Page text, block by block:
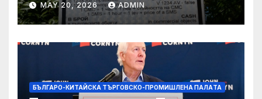
технологични иновации
MAY 20, 2026 ADMIN
БЪЛГАРО-КИТАЙСКА ТЪРГОВСКО-ПРОМИШЛЕНА ПАЛAТА